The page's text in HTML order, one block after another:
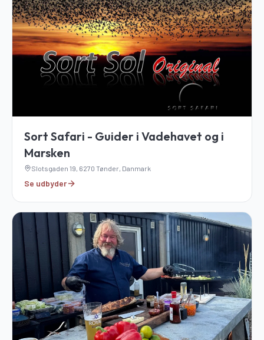
Sort Safari - Guider i Vadehavet og i
Marsken
Slotsgaden 19, 6270 Tønder, Danmark
Se udbyder